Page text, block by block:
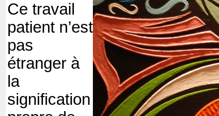
Ce travail
patient n’est
pas
étranger à
la
signification